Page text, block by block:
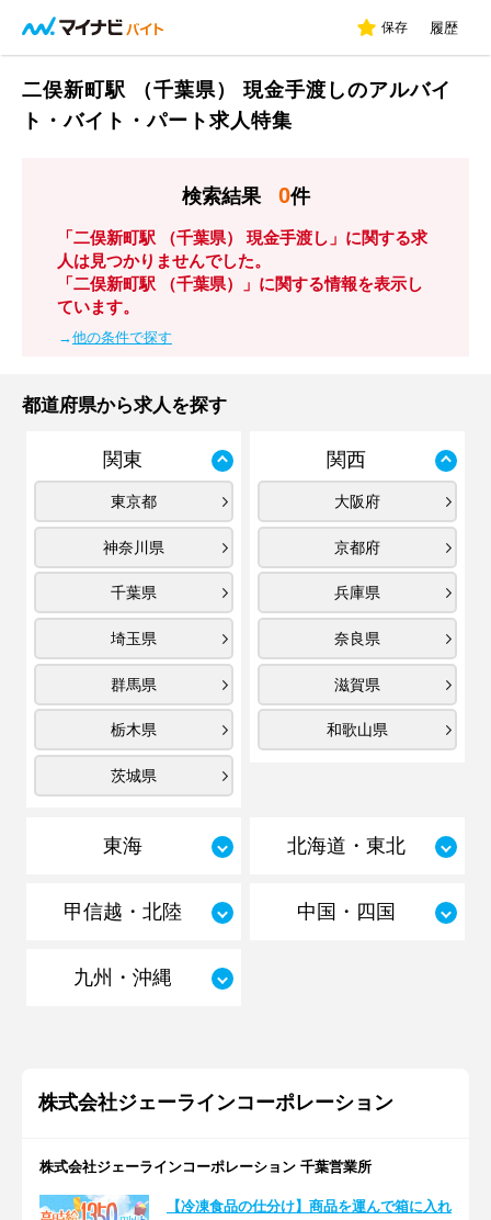
保存 履歴
二俣新町駅 （千葉県） 現金手渡しのアルバイ
ト・バイト・パート求人特集
検索結果 0件
「二俣新町駅 （千葉県） 現金手渡し」に関する求
人は見つかりませんでした。
「二俣新町駅 （千葉県）」に関する情報を表示し
ています。
→他の条件で探す
都道府県から求人を探す
関東
東京都
神奈川県
千葉県
埼玉県
群馬県
栃木県
茨城県
関西
大阪府
京都府
兵庫県
奈良県
滋賀県
和歌山県
東海 北海道・東北
甲信越・北陸 中国・四国
九州・沖縄
株式会社ジェーラインコーポレーション
株式会社ジェーラインコーポレーション 千葉営業所
【冷凍食品の仕分け】商品を運んで箱に入れ